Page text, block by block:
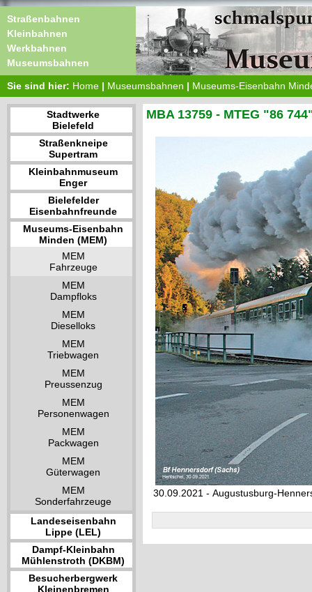
Straßenbahnen
Kleinbahnen
Werkbahnen
Museumsbahnen
Sie sind hier: Home | Museumsbahnen | Museums-Eisenbahn
Stadtwerke
Bielefeld
Straßenkneipe
Supertram
Kleinbahnmuseum
Enger
Bielefelder
Eisenbahnfreunde
Museums-Eisenbahn
Minden (MEM)
MEM
Fahrzeuge
MEM
Dampfloks
MEM
Dieselloks
MEM
Triebwagen
MEM
Preussenzug
MEM
Personenwagen
MEM
Packwagen
MEM
Güterwagen
MEM
Sonderfahrzeuge
Landeseisenbahn
Lippe (LEL)
Dampf-Kleinbahn
Mühlenstroth (DKBM)
Besucherbergwerk
Kleinenbremen
MBA 13759 - MTEG "86
30.09.2021 - Augustusburg-